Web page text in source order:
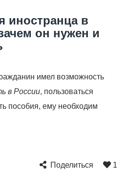
иностранца в
он нужен и
имел возможность
в России, пользоваться
пособия, ему необходим
Поделиться 1